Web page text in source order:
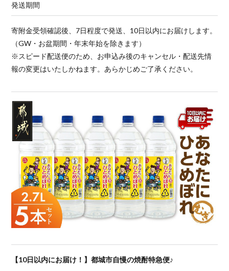
発送期間
寄附金受領確認後、7日程度で発送、10日以内にお届けします。
（GW・お盆期間・年末年始を除きます）
※スピード配送便のため、お申込み後のキャンセル・配送先情
報の変更はいたしかねます。あらかじめご了承ください。
【10日以内にお届け！】都城市自慢の焼酎特急便♪